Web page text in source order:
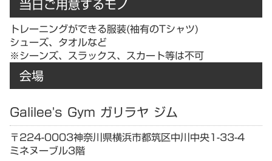
トレーニングができる服装(袖有のTシャツ)
シューズ、タオルなど
※シーンズ、スラックス、スカート等は不可
会場
Galilee's Gym ガリラヤ ジム
〒224-0003神奈川県横浜市都筑区中川中央1-33-4
ミネヌーブル3階